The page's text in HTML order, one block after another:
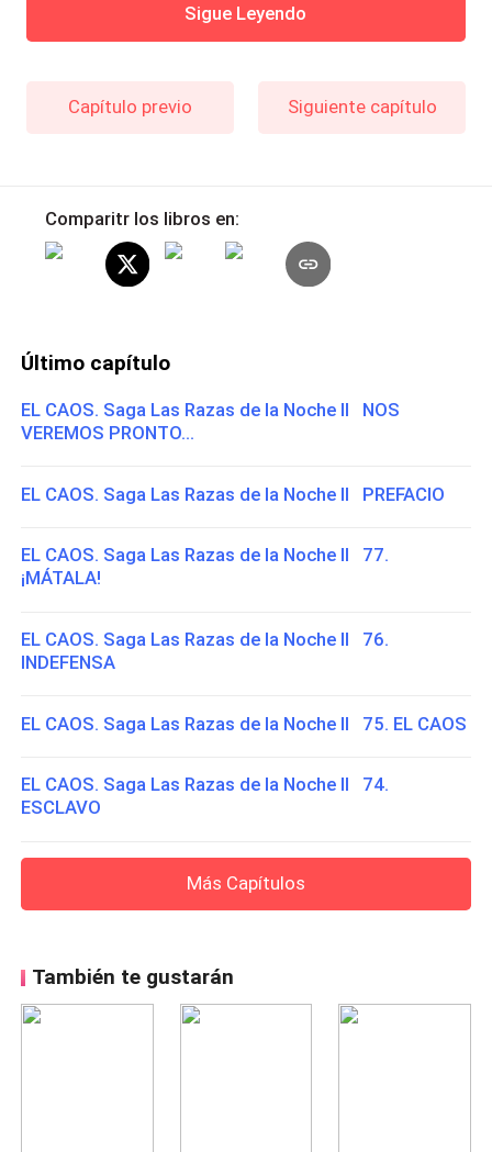
Sigue Leyendo
Capítulo previo Siguiente capítulo
Comparitr los libros en:
Último capítulo
EL CAOS. Saga Las Razas de la Noche II NOS
VEREMOS PRONTO...
EL CAOS. Saga Las Razas de la Noche II PREFACIO
EL CAOS. Saga Las Razas de la Noche II 77.
¡MÁTALA!
EL CAOS. Saga Las Razas de la Noche II 76.
INDEFENSA
EL CAOS. Saga Las Razas de la Noche II 75. EL CAOS
EL CAOS. Saga Las Razas de la Noche II 74.
ESCLAVO
Más Capítulos
También te gustarán